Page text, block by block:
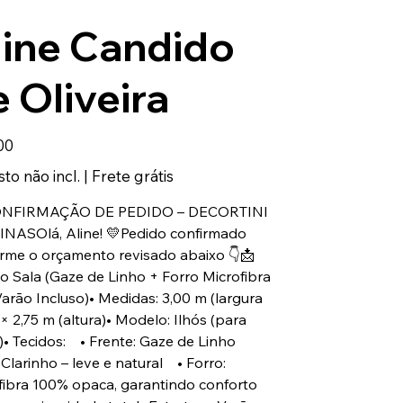
Candido
Oliveira
não incl. | Frete grátis
DE PEDIDO – DECORTINI
Aline! 💛Pedido confirmado
o orçamento revisado abaixo 👇📩
Sala (Gaze de Linho + Forro Microfibra
Incluso)• Medidas: 3,00 m (largura
2,75 m (altura)• Modelo: Ilhós (para
Tecidos: • Frente: Gaze de Linho
– leve e natural • Forro:
100% opaca, garantindo conforto